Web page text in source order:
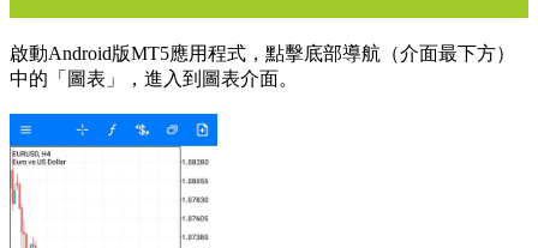
啟動Android版MT5應用程式，點擊底部導航（介面最下方）
中的「圖表」，進入到圖表介面。